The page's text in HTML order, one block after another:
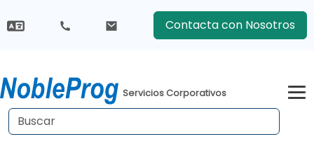
Contacta con Nosotros
Servicios Corporativos